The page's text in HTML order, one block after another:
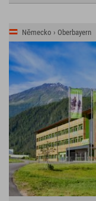
Německo › Oberbayern